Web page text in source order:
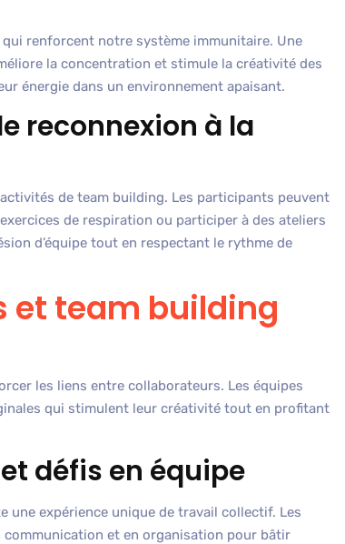
renforcent notre système immunitaire. Une
la concentration et stimule la créativité des
énergie dans un environnement apaisant.
reconnexion à la
de team building. Les participants peuvent
de respiration ou participer à des ateliers
d’équipe tout en respectant le rythme de
et team building
les liens entre collaborateurs. Les équipes
qui stimulent leur créativité tout en profitant
défis en équipe
une expérience unique de travail collectif. Les
et en organisation pour bâtir